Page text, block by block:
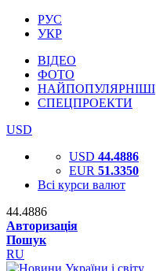
РУС
УКР
ВІДЕО
ФОТО
НАЙПОПУЛЯРНІШІ
СПЕЦПРОЕКТИ
USD
USD 44.4886
EUR 51.3350
Всі курси валют
44.4886
Авторизація
Пошук
RU